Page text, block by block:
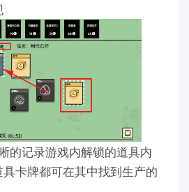
的记录游戏内解锁的道具内
卡牌都可在其中找到生产的